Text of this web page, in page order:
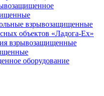
взрывозащищенные
объектов «Ладога-Ex»
взрывозащищенные
оборудование